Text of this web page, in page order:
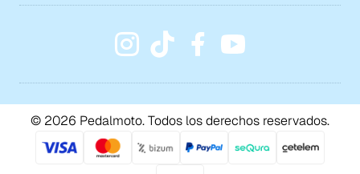
© 2026 Pedalmoto. Todos los derechos reservados.